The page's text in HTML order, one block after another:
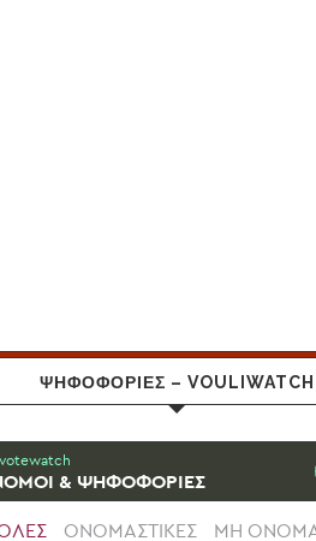
ΨΗΦΟΦΟΡΙΕΣ – VOULIWATCH